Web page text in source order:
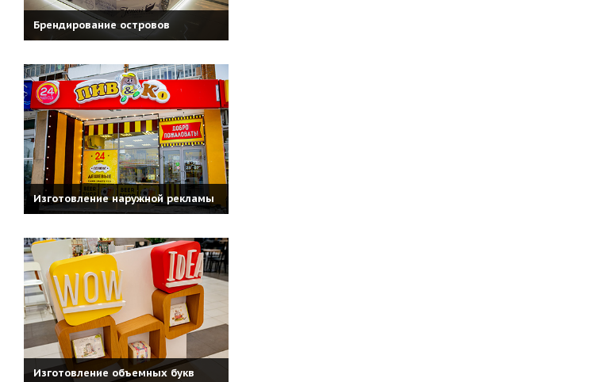
Брендирование островов
Изготовление наружной рекламы
Изготовление объемных букв